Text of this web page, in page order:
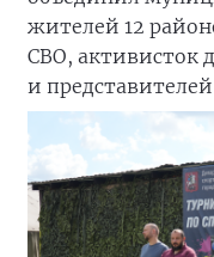
жителей 12
СВО, активисток
и